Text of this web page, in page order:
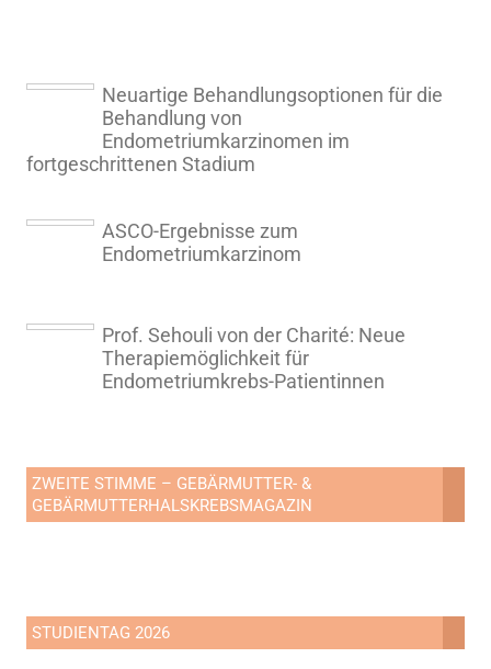
Neuartige Behandlungsoptionen für die
Behandlung von
Endometriumkarzinomen im
fortgeschrittenen Stadium
ASCO-Ergebnisse zum
Endometriumkarzinom
Prof. Sehouli von der Charité: Neue
Therapiemöglichkeit für
Endometriumkrebs-Patientinnen
ZWEITE STIMME – GEBÄRMUTTER- &
GEBÄRMUTTERHALSKREBSMAGAZIN
STUDIENTAG 2026